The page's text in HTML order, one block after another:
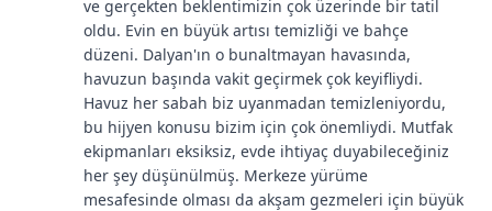
ve gerçekten beklentimizin çok üzerinde bir tatil
oldu. Evin en büyük artısı temizliği ve bahçe
düzeni. Dalyan'ın o bunaltmayan havasında,
havuzun başında vakit geçirmek çok keyifliydi.
Havuz her sabah biz uyanmadan temizleniyordu,
bu hijyen konusu bizim için çok önemliydi. Mutfak
ekipmanları eksiksiz, evde ihtiyaç duyabileceğiniz
her şey düşünülmüş. Merkeze yürüme
mesafesinde olması da akşam gezmeleri için büyük